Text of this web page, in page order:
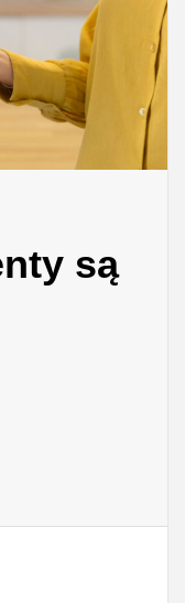
są